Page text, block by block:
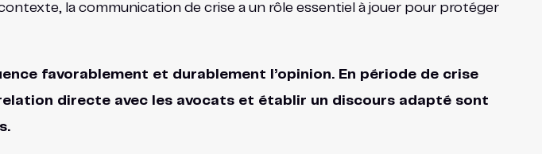
la communication de crise a un rôle essentiel à jouer pour protéger
favorablement et durablement l’opinion. En période de crise
directe avec les avocats et établir un discours adapté sont